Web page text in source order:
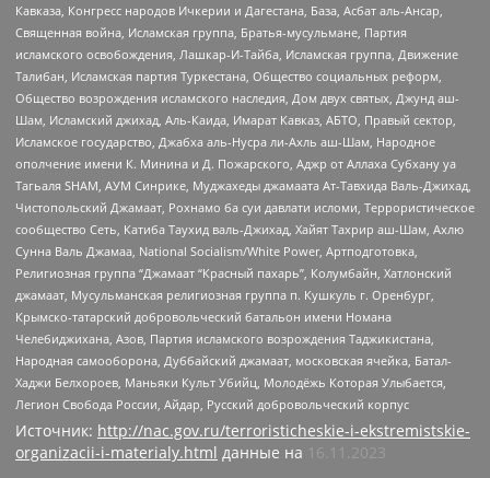
Кавказа, Конгресс народов Ичкерии и Дагестана, База, Асбат аль-Ансар,
Священная война, Исламская группа, Братья-мусульмане, Партия
исламского освобождения, Лашкар-И-Тайба, Исламская группа, Движение
Талибан, Исламская партия Туркестана, Общество социальных реформ,
Общество возрождения исламского наследия, Дом двух святых, Джунд аш-
Шам, Исламский джихад, Аль-Каида, Имарат Кавказ, АБТО, Правый сектор,
Исламское государство, Джабха аль-Нусра ли-Ахль аш-Шам, Народное
ополчение имени К. Минина и Д. Пожарского, Аджр от Аллаха Субхану уа
Тагьаля SHAM, АУМ Синрике, Муджахеды джамаата Ат-Тавхида Валь-Джихад,
Чистопольский Джамаат, Рохнамо ба суи давлати исломи, Террористическое
сообщество Сеть, Катиба Таухид валь-Джихад, Хайят Тахрир аш-Шам, Ахлю
Сунна Валь Джамаа, National Socialism/White Power, Артподготовка,
Религиозная группа “Джамаат “Красный пахарь”, Колумбайн, Хатлонский
джамаат, Мусульманская религиозная группа п. Кушкуль г. Оренбург,
Крымско-татарский добровольческий батальон имени Номана
Челебиджихана, Азов, Партия исламского возрождения Таджикистана,
Народная самооборона, Дуббайский джамаат, московская ячейка, Батал-
Хаджи Белхороев, Маньяки Культ Убийц, Молодёжь Которая Улыбается,
Легион Свобода России, Айдар, Русский добровольческий корпус
Источник: http://nac.gov.ru/terroristicheskie-i-ekstremistskie-
organizacii-i-materialy.html данные на
16.11.2023